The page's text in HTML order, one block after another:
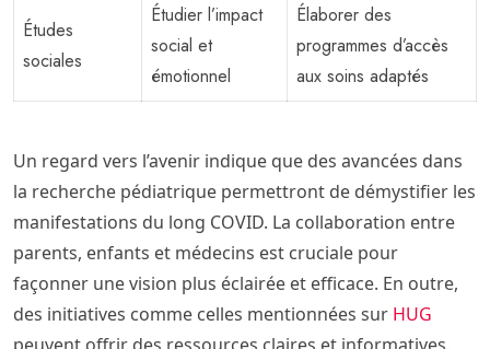
Études
sociales
Étudier l’impact
social et
émotionnel
Élaborer des
programmes d’accès
aux soins adaptés
Un regard vers l’avenir indique que des avancées dans
la recherche pédiatrique permettront de démystifier les
manifestations du long COVID. La collaboration entre
parents, enfants et médecins est cruciale pour
façonner une vision plus éclairée et efficace. En outre,
des initiatives comme celles mentionnées sur HUG